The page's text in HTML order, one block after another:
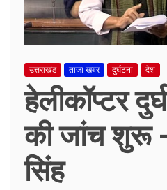
उत्तराखंड ताजा खबर दुर्घटना देश
हेलीकॉप्टर
की जांच शुरू
सिंह